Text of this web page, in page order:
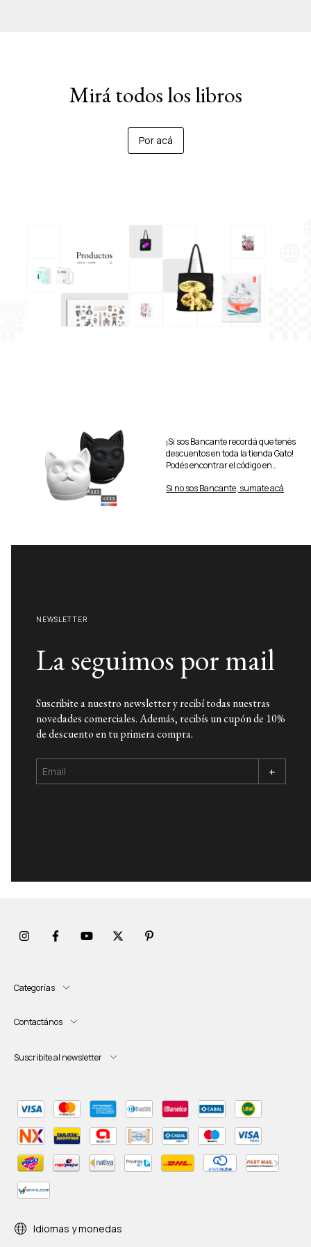
Mirá todos los libros
Por acá
¡Si sos Bancante recordá que tenés
descuentos en toda la tienda Gato!
Podés encontrar el código en
Si no sos Bancante, sumate acá
NEWSLETTER
La seguimos por mail
Suscribite a nuestro newsletter y recibí todas nuestras
novedades comerciales. Además, recibís un cupón de 10%
de descuento en tu primera compra.
+
Categorías
Contactános
Suscribite al newsletter
Idiomas y monedas